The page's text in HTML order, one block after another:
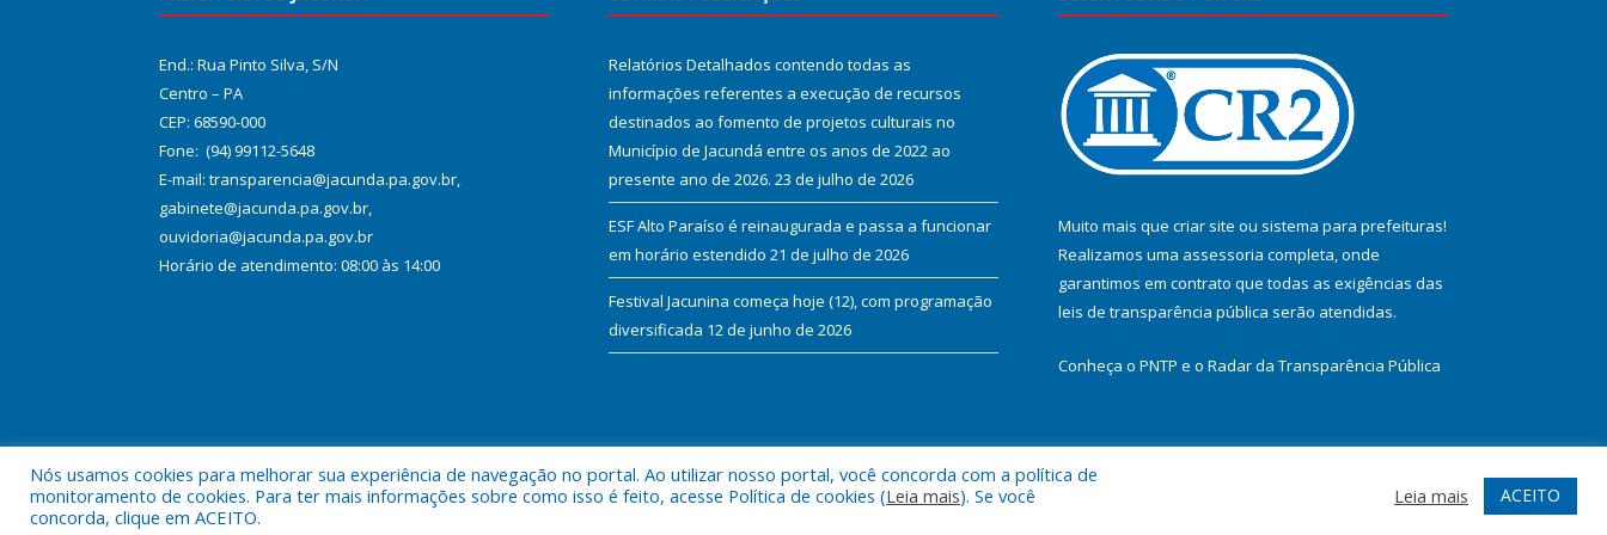
End.: Rua Pinto Silva, S/N
Centro – PA
CEP: 68590-000
Fone: (94) 99112-5648
E-mail: transparencia@jacunda.pa.gov.br,
gabinete@jacunda.pa.gov.br,
ouvidoria@jacunda.pa.gov.br
Horário de atendimento: 08:00 às 14:00
Relatórios Detalhados contendo todas as
informações referentes a execução de recursos
destinados ao fomento de projetos culturais no
Município de Jacundá entre os anos de 2022 ao
presente ano de 2026. 23 de julho de 2026
ESF Alto Paraíso é reinaugurada e passa a funcionar
em horário estendido 21 de julho de 2026
Festival Jacunina começa hoje (12), com programação
diversificada 12 de junho de 2026
Muito mais que criar site ou sistema para prefeituras!
Realizamos uma assessoria completa, onde
garantimos em contrato que todas as exigências das
leis de transparência pública serão atendidas.
Conheça o PNTP e o Radar da Transparência Pública
Todos os direitos reservados a Prefeitura Municipal de Jacundá. Mapa do Site Acessar Webmail
Nós usamos cookies para melhorar sua experiência de navegação no portal. Ao utilizar nosso portal, você concorda com a política de
monitoramento de cookies. Para ter mais informações sobre como isso é feito, acesse Política de cookies (Leia mais). Se você
concorda, clique em ACEITO.
Leia mais ACEITO